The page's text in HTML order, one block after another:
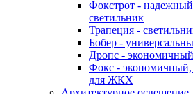
Фокстрот -
светильник
Трапеция -
Бобер -
Дропс -
Фокс -
для ЖКХ